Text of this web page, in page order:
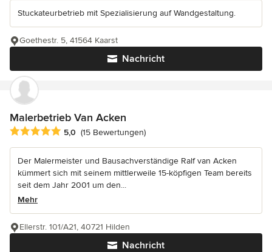
Stuckateurbetrieb mit Spezialisierung auf Wandgestaltung.
Nachricht
Goethestr. 5, 41564 Kaarst
Malerbetrieb Van Acken
Durchschnittliche Bewertung: 5 von 5 Sternen
5,0 (15 Bewertungen)
Der Malermeister und Bausachverständige Ralf van Acken
kümmert sich mit seinem mittlerweile 15-köpfigen Team bereits
seit dem Jahr 2001 um den...
Mehr
Nachricht
Ellerstr. 101/A21, 40721 Hilden